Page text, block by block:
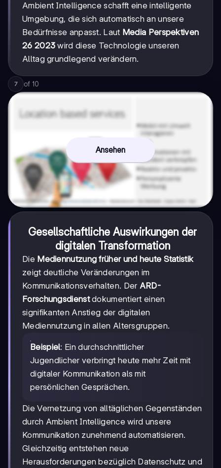
Ambient Intelligence schafft eine intelligente
Umgebung, die sich automatisch an unsere
Bedürfnisse anpasst. Laut Media Perspektiven
26 2023 wird diese Technologie unseren
Alltag grundlegend verändern.
7 of 10
Ansehen
Gesellschaftliche Auswirkungen der
digitalen Transformation
Die Mediennutzung früher und heute Statistik
zeigt deutliche Veränderungen im
Kommunikationsverhalten. Der ARD-
Forschungsdienstdokumentiert einen
signifikanten Anstieg der digitalen
Mediennutzung in allen Altersgruppen.
Beispiel: Ein durchschnittlicher
Jugendlicher verbringt heute mehr Zeit mit
digitaler Kommunikation als mit
persönlichen Gesprächen.
Die Vernetzung von alltäglichen Gegenständen
durch Ambient Intelligence wird unsere
Kommunikation zunehmend automatisieren.
Gleichzeitig entstehen neue
Herausforderungen bezüglich Datenschutz und